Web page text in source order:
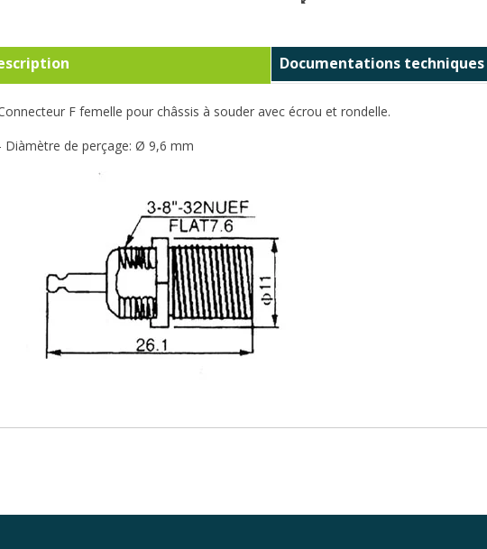
Documentations techniques
F femelle pour châssis à souder avec écrou et rondelle.
Diàmètre de perçage: Ø 9,6 mm